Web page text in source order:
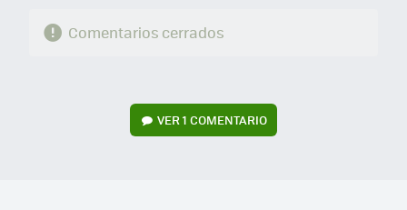
Comentarios cerrados
VER1 COMENTARIO